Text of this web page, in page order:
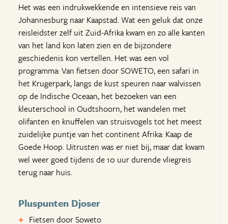
Het was een indrukwekkende en intensieve reis van
Johannesburg naar Kaapstad. Wat een geluk dat onze
reisleidster zelf uit Zuid-Afrika kwam en zo alle kanten
van het land kon laten zien en de bijzondere
geschiedenis kon vertellen. Het was een vol
programma: Van fietsen door SOWETO, een safari in
het Krugerpark, langs de kust speuren naar walvissen
op de Indische Oceaan, het bezoeken van een
kleuterschool in Oudtshoorn, het wandelen met
olifanten en knuffelen van struisvogels tot het meest
zuidelijke puntje van het continent Afrika: Kaap de
Goede Hoop. Uitrusten was er niet bij, maar dat kwam
wel weer goed tijdens de 10 uur durende vliegreis
terug naar huis.
Pluspunten Djoser
Fietsen door Soweto